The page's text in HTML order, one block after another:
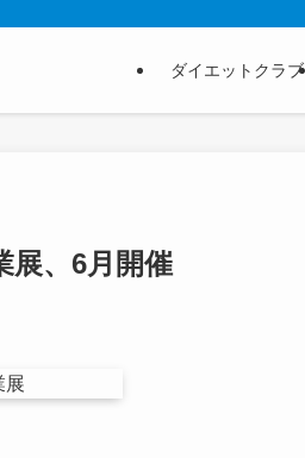
ダイエットクラブ
展、6月開催